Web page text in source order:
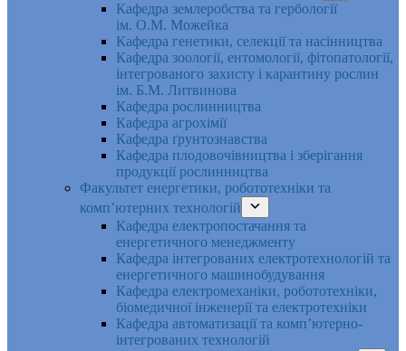
Кафедра землеробства та гербології
ім. О.М. Можейка
Кафедра генетики, селекції та насінництва
Кафедра зоології, ентомології, фітопатології,
інтегрованого захисту і карантину рослин
ім. Б.М. Литвинова
Кафедра рослинництва
Кафедра агрохімії
Кафедра ґрунтознавства
Кафедра плодовочівництва і зберігання
продукції рослинництва
Факультет енергетики, робототехніки та
комп’ютерних технологій
Кафедра електропостачання та
енергетичного менеджменту
Кафедра інтегрованих електротехнологій та
енергетичного машинобудування
Кафедра електромеханіки, робототехніки,
біомедичної інженерії та електротехніки
Кафедра автоматизації та комп’ютерно-
інтегрованих технологій